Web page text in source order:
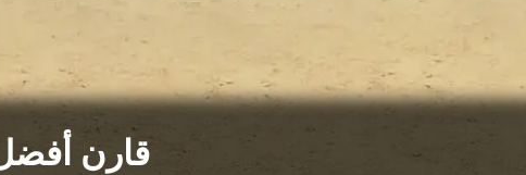
قارن